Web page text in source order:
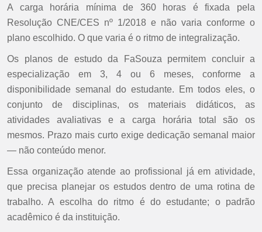
A carga horária mínima de 360 horas é fixada pela
Resolução CNE/CES nº 1/2018 e não varia conforme o
plano escolhido. O que varia é o ritmo de integralização.
Os planos de estudo da FaSouza permitem concluir a
especialização em 3, 4 ou 6 meses, conforme a
disponibilidade semanal do estudante. Em todos eles, o
conjunto de disciplinas, os materiais didáticos, as
atividades avaliativas e a carga horária total são os
mesmos. Prazo mais curto exige dedicação semanal maior
— não conteúdo menor.
Essa organização atende ao profissional já em atividade,
que precisa planejar os estudos dentro de uma rotina de
trabalho. A escolha do ritmo é do estudante; o padrão
acadêmico é da instituição.